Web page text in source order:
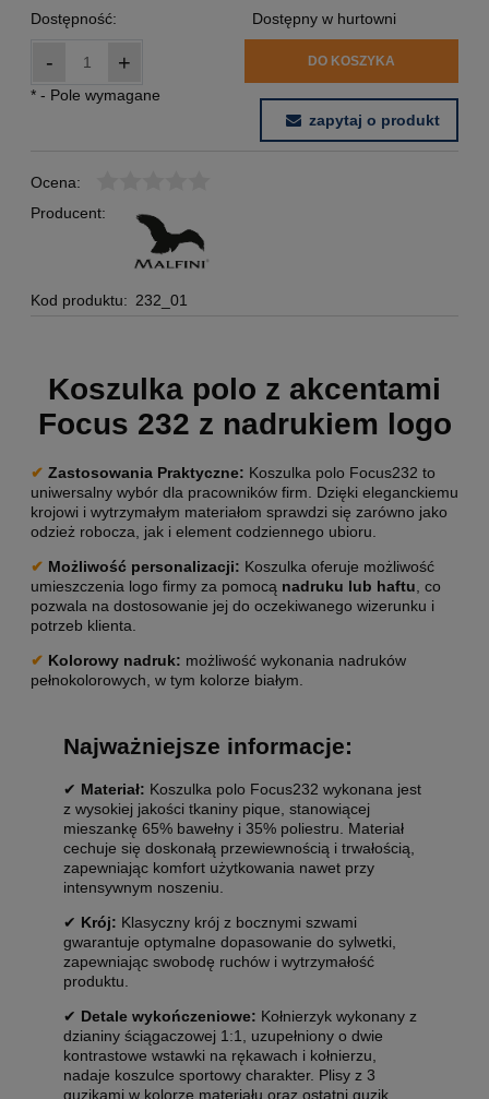
Dostępność: Dostępny w hurtowni
- + DO KOSZYKA
* - Pole wymagane
zapytaj o produkt
Ocena:
Producent:
Kod produktu: 232_01
Koszulka polo z akcentami
Focus 232 z nadrukiem logo
✔ Zastosowania Praktyczne: Koszulka polo Focus232 to
uniwersalny wybór dla pracowników firm. Dzięki eleganckiemu
krojowi i wytrzymałym materiałom sprawdzi się zarówno jako
odzież robocza, jak i element codziennego ubioru.
✔ Możliwość personalizacji: Koszulka oferuje możliwość
umieszczenia logo firmy za pomocą nadruku lub haftu , co
pozwala na dostosowanie jej do oczekiwanego wizerunku i
potrzeb klienta.
✔ Kolorowy nadruk: możliwość wykonania nadruków
pełnokolorowych, w tym kolorze białym.
Najważniejsze informacje:
✔ Materiał: Koszulka polo Focus232 wykonana jest
z wysokiej jakości tkaniny pique, stanowiącej
mieszankę 65% bawełny i 35% poliestru. Materiał
cechuje się doskonałą przewiewnością i trwałością,
zapewniając komfort użytkowania nawet przy
intensywnym noszeniu.
✔ Krój: Klasyczny krój z bocznymi szwami
gwarantuje optymalne dopasowanie do sylwetki,
zapewniając swobodę ruchów i wytrzymałość
produktu.
✔ Detale wykończeniowe: Kołnierzyk wykonany z
dzianiny ściągaczowej 1:1, uzupełniony o dwie
kontrastowe wstawki na rękawach i kołnierzu,
nadaje koszulce sportowy charakter. Plisy z 3
guzikami w kolorze materiału oraz ostatni guzik